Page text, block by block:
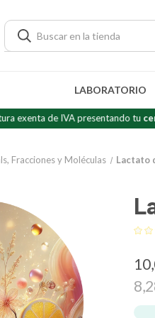
LABORATORIO
IVA presentando tucertificado
Fracciones y Moléculas Lactato